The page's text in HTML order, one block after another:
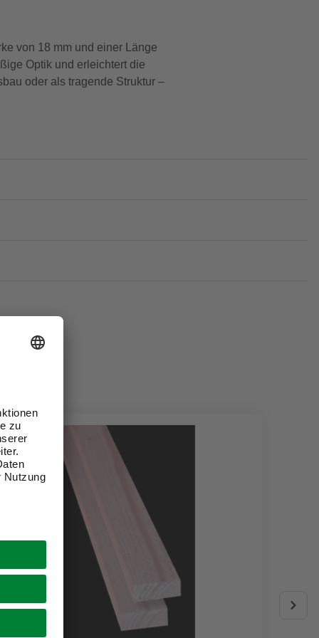
von 18 mm und einer Länge
Optik und erleichtert die
oder als tragende Struktur –